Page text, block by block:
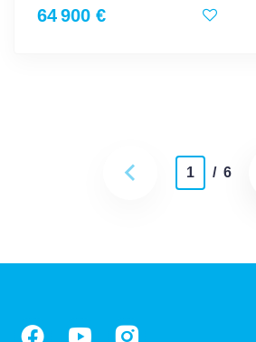
64 900 €
1 / 6